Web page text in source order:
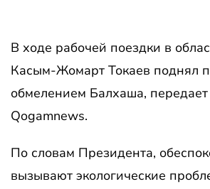
В ходе рабочей поездки в
Касым-Жомарт Токаев поднял
обмелением Балхаша,
Qogamnews.
По словам Президента,
вызывают экологические